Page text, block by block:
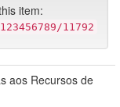
item:
11792
aos Recursos de